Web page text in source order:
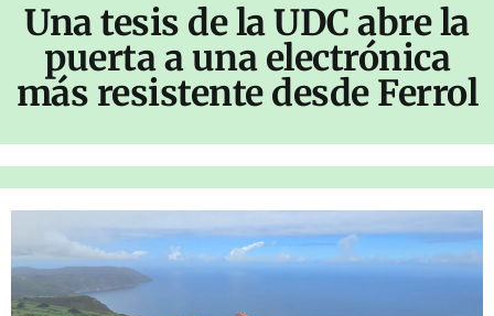
Una tesis de la UDC abre la
puerta a una electrónica
más resistente desde Ferrol